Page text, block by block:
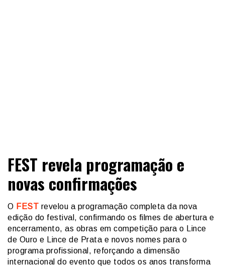
Central Comics
FEST revela programação e
novas confirmações
O FEST revelou a programação completa da nova
edição do festival, confirmando os filmes de abertura e
encerramento, as obras em competição para o Lince
de Ouro e Lince de Prata e novos nomes para o
programa profissional, reforçando a dimensão
internacional do evento que todos os anos transforma